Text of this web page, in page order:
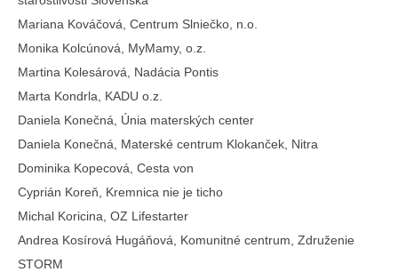
Mariana Kováčová, Centrum Slniečko, n.o.
Monika Kolcúnová, MyMamy, o.z.
Martina Kolesárová, Nadácia Pontis
Marta Kondrla, KADU o.z.
Daniela Konečná, Únia materských center
Daniela Konečná, Materské centrum Klokanček, Nitra
Dominika Kopecová, Cesta von
Cyprián Koreň, Kremnica nie je ticho
Michal Koricina, OZ Lifestarter
Andrea Kosírová Hugáňová, Komunitné centrum, Združenie
STORM